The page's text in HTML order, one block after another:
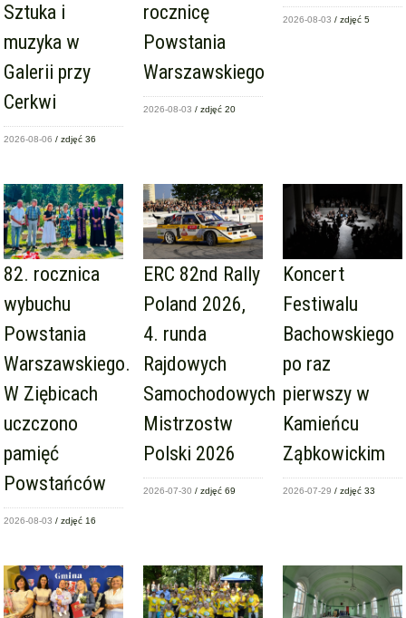
Sztuka i
muzyka w
Galerii przy
Cerkwi
2026-08-06 / zdjęć 36
rocznicę
Powstania
Warszawskiego
2026-08-03 / zdjęć 20
2026-08-03 / zdjęć 5
82. rocznica
wybuchu
Powstania
Warszawskiego.
W Ziębicach
uczczono
pamięć
Powstańców
2026-08-03 / zdjęć 16
ERC 82nd Rally
Poland 2026,
4. runda
Rajdowych
Samochodowych
Mistrzostw
Polski 2026
2026-07-30 / zdjęć 69
Koncert
Festiwalu
Bachowskiego
po raz
pierwszy w
Kamieńcu
Ząbkowickim
2026-07-29 / zdjęć 33